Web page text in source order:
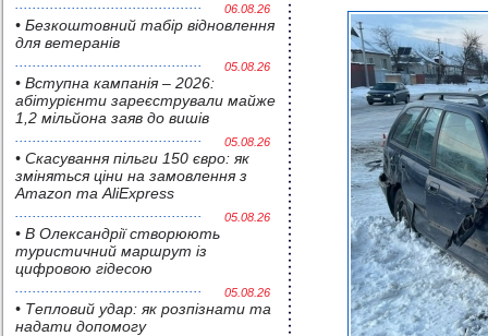
06.08.26
• Безкоштовний табір відновлення
для ветеранів
05.08.26
• Вступна кампанія – 2026:
абітурієнти зареєстрували майже
1,2 мільйона заяв до вишів
05.08.26
• Скасування пільги 150 євро: як
зміняться ціни на замовлення з
Amazon та AliExpress
05.08.26
• В Олександрії створюють
туристичний маршрут із
цифровою гідесою
05.08.26
• Тепловий удар: як розпізнати та
надати допомогу